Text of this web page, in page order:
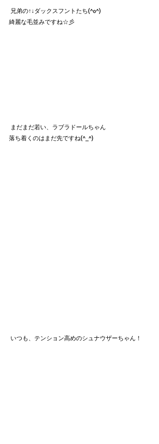
兄弟の↑↓ダックスフントたち(^o^)
綺麗な毛並みですね☆彡
まだまだ若い、ラブラドールちゃん
落ち着くのはまだ先ですね(^_^)
いつも、テンション高めのシュナウザーちゃん！